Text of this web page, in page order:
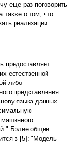
еще раз поговорить
также о том, что
реализации
предоставляет
естественной
либо
представления.
языка данных
машинного
Более общее
в [5]: "Модель –